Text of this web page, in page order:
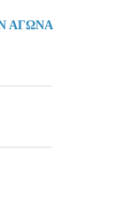
ΑΓΩΝΑ